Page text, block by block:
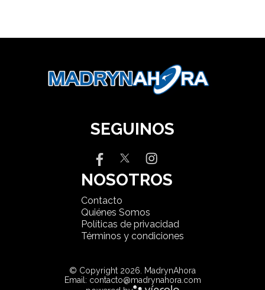
SEGUINOS
NOSOTROS
Contacto
Quiénes Somos
Políticas de privacidad
Términos y condiciones
© Copyright 2026. MadrynAhora
Email: contacto@madrynahora.com